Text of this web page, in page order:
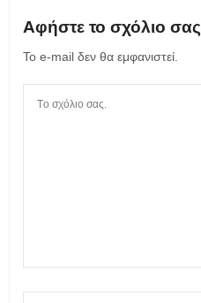
Αφήστε το σχόλιο σας
Το e-mail δεν θα εμφανιστεί.